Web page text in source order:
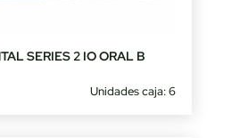
SERIES 2 IO ORAL B
Unidades caja: 6